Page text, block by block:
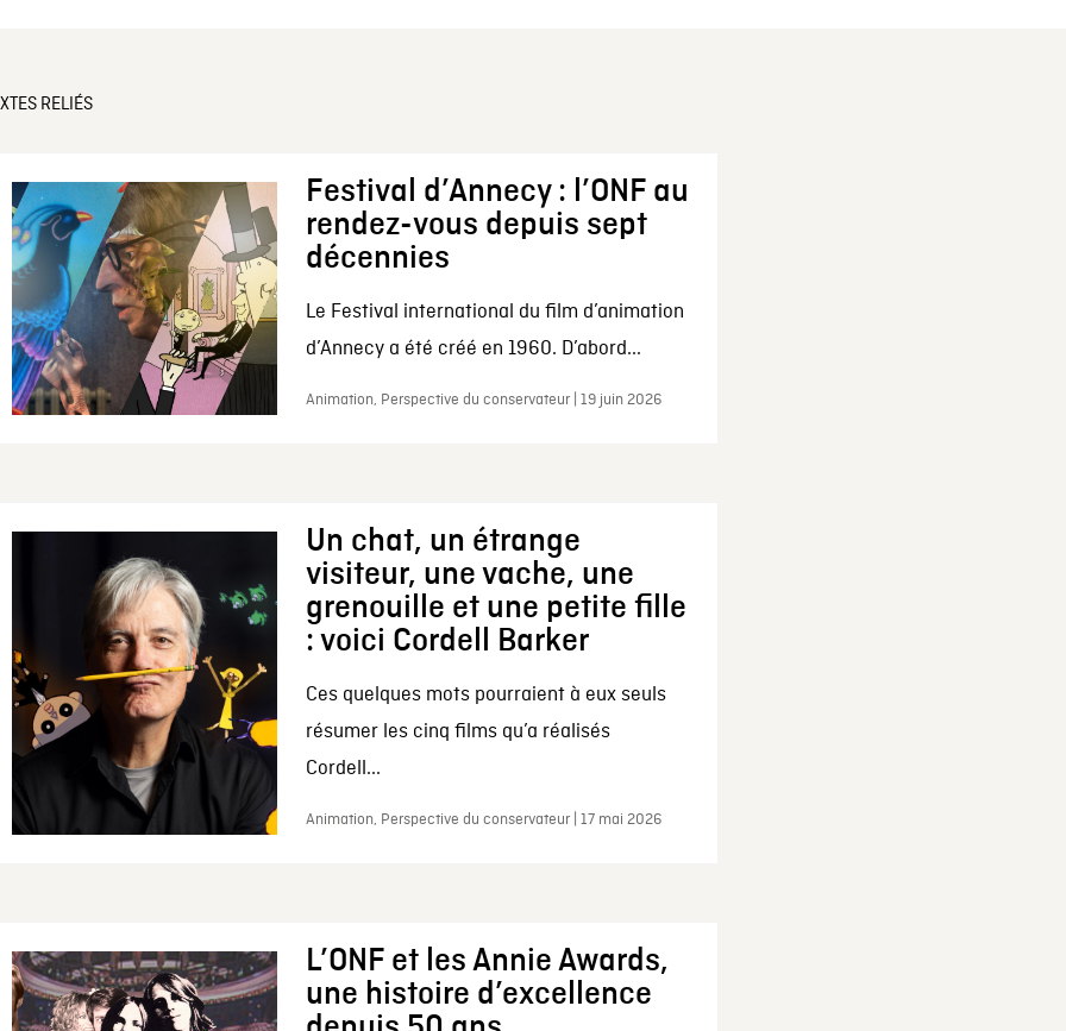
RELIÉS
Festival d’Annecy : l’ONF au
rendez-vous depuis sept
décennies
Le Festival international du film d’animation
d’Annecy a été créé en 1960. D’abord...
Animation, Perspective du conservateur | 19 juin 2026
Un chat, un étrange
visiteur, une vache, une
grenouille et une petite fille
: voici Cordell Barker
Ces quelques mots pourraient à eux seuls
résumer les cinq films qu’a réalisés
Cordell...
Animation, Perspective du conservateur | 17 mai 2026
L’ONF et les Annie Awards,
une histoire d’excellence